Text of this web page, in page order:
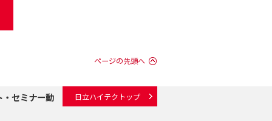
ページの先頭へ
日立ハイテクトップ
・セミナー動